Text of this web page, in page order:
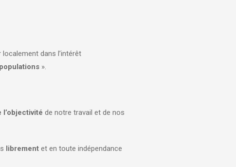
dans l’intérêt
».
l’objectivité de notre travail et de nos
librement et en toute indépendance